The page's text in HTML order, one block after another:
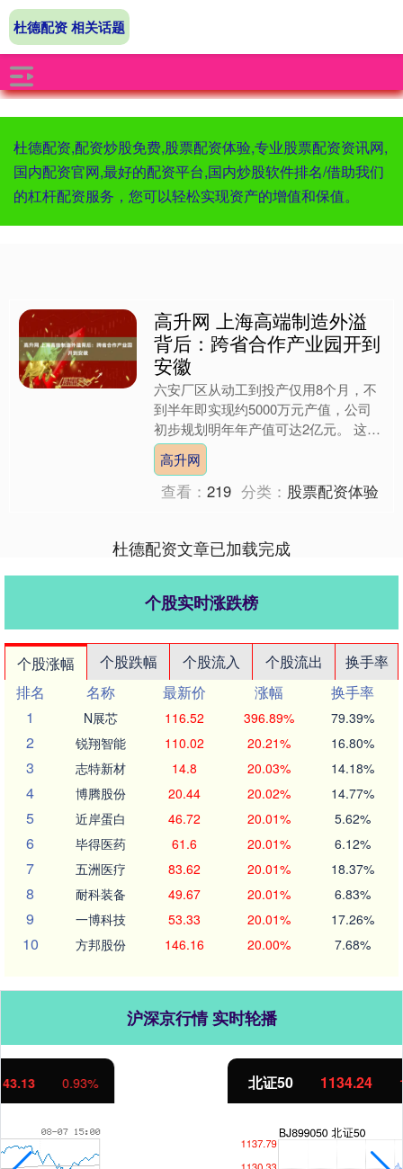
杜德配资,配资炒股免费,股票配资体验,专业股票配资资讯网,
国内配资官网,最好的配资平台,国内炒股软件排名/借助我们
的杠杆配资服务，您可以轻松实现资产的增值和保值。
杜德配资 相关话题
高升网 上海高端制造外溢
背后：跨省合作产业园开到
安徽
六安厂区从动工到投产仅用8个月，不
到半年即实现约5000万元产值，公司
初步规划明年年产值可达2亿元。 这一
成绩令安徽赛富乐斯运营总监牛献龙颇
感意外。他坦言，落户....
高升网
查看：219 分类： 股票配资体验
杜德配资文章已加载完成
个股实时涨跌榜
个股涨幅 个股跌幅 个股流入 个股流出
换手率
排名
名称 最新价 涨幅
换手率
1
N展芯 116.52 396.89% 79.39%
2 锐翔智能 110.02 20.21% 16.80%
3 志特新材 14.8 20.03% 14.18%
4 博腾股份 20.44 20.02% 14.77%
5 近岸蛋白 46.72 20.01% 5.62%
6 毕得医药 61.6 20.01% 6.12%
7 五洲医疗 83.62 20.01% 18.37%
8 耐科装备 49.67 20.01% 6.83%
9 一博科技 53.33 20.01% 17.26%
10 方邦股份 146.16 20.00% 7.68%
沪深京行情 实时轮播
北证50 11.37 1.01%